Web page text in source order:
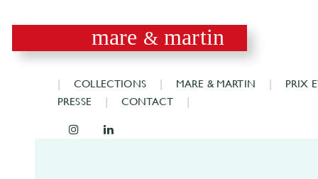
mare & martin
COLLECTIONS MARE & MARTIN
PRIX
PRESSE
CONTACT